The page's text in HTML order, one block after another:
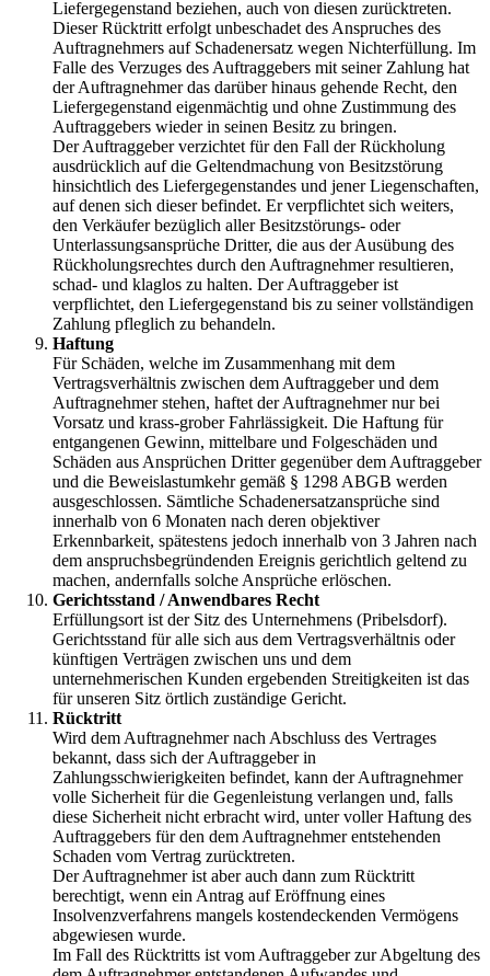
Liefergegenstand beziehen, auch von diesen zurücktreten.
Dieser Rücktritt erfolgt unbeschadet des Anspruches des
Auftragnehmers auf Schadenersatz wegen Nichterfüllung. Im
Falle des Verzuges des Auftraggebers mit seiner Zahlung hat
der Auftragnehmer das darüber hinaus gehende Recht, den
Liefergegenstand eigenmächtig und ohne Zustimmung des
Auftraggebers wieder in seinen Besitz zu bringen.
Der Auftraggeber verzichtet für den Fall der Rückholung
ausdrücklich auf die Geltendmachung von Besitzstörung
hinsichtlich des Liefergegenstandes und jener Liegenschaften,
auf denen sich dieser befindet. Er verpflichtet sich weiters,
den Verkäufer bezüglich aller Besitzstörungs- oder
Unterlassungsansprüche Dritter, die aus der Ausübung des
Rückholungsrechtes durch den Auftragnehmer resultieren,
schad- und klaglos zu halten. Der Auftraggeber ist
verpflichtet, den Liefergegenstand bis zu seiner vollständigen
Zahlung pfleglich zu behandeln.
Haftung
Für Schäden, welche im Zusammenhang mit dem
Vertragsverhältnis zwischen dem Auftraggeber und dem
Auftragnehmer stehen, haftet der Auftragnehmer nur bei
Vorsatz und krass-grober Fahrlässigkeit. Die Haftung für
entgangenen Gewinn, mittelbare und Folgeschäden und
Schäden aus Ansprüchen Dritter gegenüber dem Auftraggeber
und die Beweislastumkehr gemäß § 1298 ABGB werden
ausgeschlossen. Sämtliche Schadenersatzansprüche sind
innerhalb von 6 Monaten nach deren objektiver
Erkennbarkeit, spätestens jedoch innerhalb von 3 Jahren nach
dem anspruchsbegründenden Ereignis gerichtlich geltend zu
machen, andernfalls solche Ansprüche erlöschen.
Gerichtsstand / Anwendbares Recht
Erfüllungsort ist der Sitz des Unternehmens (Pribelsdorf).
Gerichtsstand für alle sich aus dem Vertragsverhältnis oder
künftigen Verträgen zwischen uns und dem
unternehmerischen Kunden ergebenden Streitigkeiten ist das
für unseren Sitz örtlich zuständige Gericht.
Rücktritt
Wird dem Auftragnehmer nach Abschluss des Vertrages
bekannt, dass sich der Auftraggeber in
Zahlungsschwierigkeiten befindet, kann der Auftragnehmer
volle Sicherheit für die Gegenleistung verlangen und, falls
diese Sicherheit nicht erbracht wird, unter voller Haftung des
Auftraggebers für den dem Auftragnehmer entstehenden
Schaden vom Vertrag zurücktreten.
Der Auftragnehmer ist aber auch dann zum Rücktritt
berechtigt, wenn ein Antrag auf Eröffnung eines
Insolvenzverfahrens mangels kostendeckenden Vermögens
abgewiesen wurde.
Im Fall des Rücktritts ist vom Auftraggeber zur Abgeltung des